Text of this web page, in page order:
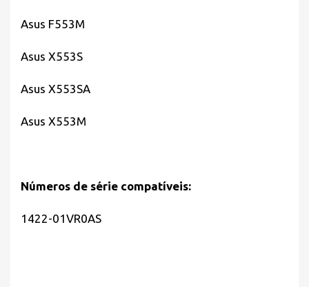
Asus F553M
Asus X553S
Asus X553SA
Asus X553M
Números de série compatíveis:
1422-01VR0AS